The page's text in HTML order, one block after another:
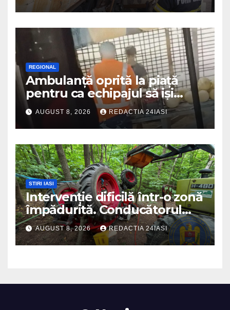
REGIONAL
Ambulanță oprită la piață
pentru ca echipajul să iși
cumpere pepene și legume.
DSU a anuntat că va aplica
sancțiuni
AUGUST 8, 2026 REDACTIA 24IASI
STIRI IASI
Intervenție dificilă într-o zonă
împădurită. Conducătorul
unui tractor răsturnat, salvat
prin efortul comun al
echipajelor de intervenție
AUGUST 8, 2026 REDACTIA 24IASI